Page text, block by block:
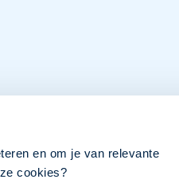
en om je van relevante
cookies?